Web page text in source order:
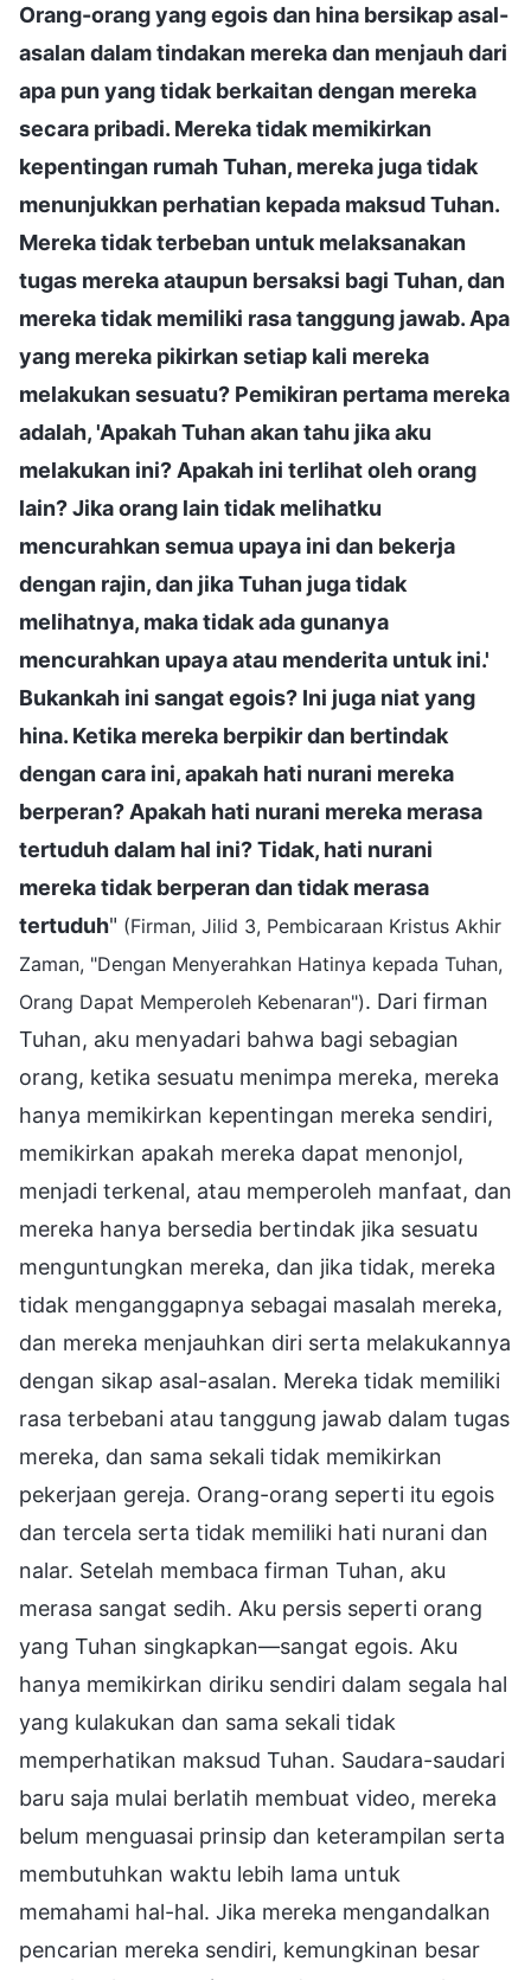
Orang-orang yang egois dan hina bersikap asal-
asalan dalam tindakan mereka dan menjauh dari
apa pun yang tidak berkaitan dengan mereka
secara pribadi. Mereka tidak memikirkan
kepentingan rumah Tuhan, mereka juga tidak
menunjukkan perhatian kepada maksud Tuhan.
Mereka tidak terbeban untuk melaksanakan
tugas mereka ataupun bersaksi bagi Tuhan, dan
mereka tidak memiliki rasa tanggung jawab. Apa
yang mereka pikirkan setiap kali mereka
melakukan sesuatu? Pemikiran pertama mereka
adalah, 'Apakah Tuhan akan tahu jika aku
melakukan ini? Apakah ini terlihat oleh orang
lain? Jika orang lain tidak melihatku
mencurahkan semua upaya ini dan bekerja
dengan rajin, dan jika Tuhan juga tidak
melihatnya, maka tidak ada gunanya
mencurahkan upaya atau menderita untuk ini.'
Bukankah ini sangat egois? Ini juga niat yang
hina. Ketika mereka berpikir dan bertindak
dengan cara ini, apakah hati nurani mereka
berperan? Apakah hati nurani mereka merasa
tertuduh dalam hal ini? Tidak, hati nurani
mereka tidak berperan dan tidak merasa
tertuduh" (Firman, Jilid 3, Pembicaraan Kristus Akhir
Zaman, "Dengan Menyerahkan Hatinya kepada Tuhan,
Orang Dapat Memperoleh Kebenaran"). Dari firman
Tuhan, aku menyadari bahwa bagi sebagian
orang, ketika sesuatu menimpa mereka, mereka
hanya memikirkan kepentingan mereka sendiri,
memikirkan apakah mereka dapat menonjol,
menjadi terkenal, atau memperoleh manfaat, dan
mereka hanya bersedia bertindak jika sesuatu
menguntungkan mereka, dan jika tidak, mereka
tidak menganggapnya sebagai masalah mereka,
dan mereka menjauhkan diri serta melakukannya
dengan sikap asal-asalan. Mereka tidak memiliki
rasa terbebani atau tanggung jawab dalam tugas
mereka, dan sama sekali tidak memikirkan
pekerjaan gereja. Orang-orang seperti itu egois
dan tercela serta tidak memiliki hati nurani dan
nalar. Setelah membaca firman Tuhan, aku
merasa sangat sedih. Aku persis seperti orang
yang Tuhan singkapkan—sangat egois. Aku
hanya memikirkan diriku sendiri dalam segala hal
yang kulakukan dan sama sekali tidak
memperhatikan maksud Tuhan. Saudara-saudari
baru saja mulai berlatih membuat video, mereka
belum menguasai prinsip dan keterampilan serta
membutuhkan waktu lebih lama untuk
memahami hal-hal. Jika mereka mengandalkan
pencarian mereka sendiri, kemungkinan besar